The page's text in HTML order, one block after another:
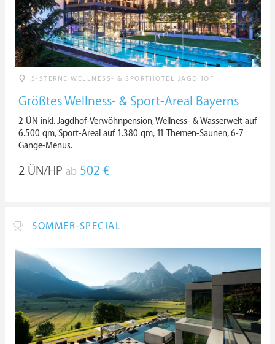
5-STERNE WELLNESS- & SPORTHOTEL JAGDHOF
Größtes Wellness- & Sport-Areal Bayerns
2 ÜN inkl. Jagdhof-Verwöhnpension, Wellness- & Wasserwelt auf
6.500 qm, Sport-Areal auf 1.380 qm, 11 Themen-Saunen, 6-7
Gänge-Menüs.
2 ÜN/HP ab 502 €
SOMMER-SPECIAL